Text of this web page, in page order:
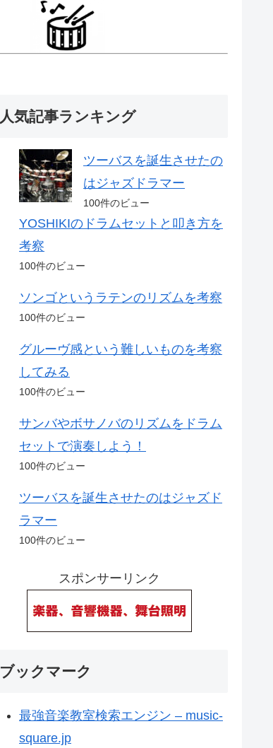
人気記事ランキング
ツーバスを誕生させたの
はジャズドラマー
100件のビュー
YOSHIKIのドラムセットと叩き方を
考察
100件のビュー
ソンゴというラテンのリズムを考察
100件のビュー
グルーヴ感という難しいものを考察
してみる
100件のビュー
サンバやボサノバのリズムをドラム
セットで演奏しよう！
100件のビュー
ツーバスを誕生させたのはジャズド
ラマー
100件のビュー
スポンサーリンク
ブックマーク
最強音楽教室検索エンジン – music-
square.jp